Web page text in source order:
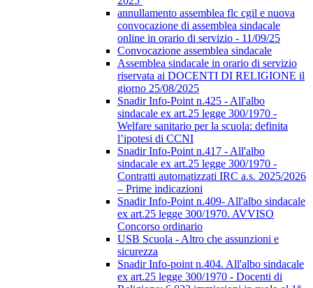
annullamento assemblea flc cgil e nuova
convocazione di assemblea sindacale
online in orario di servizio - 11/09/25
Convocazione assemblea sindacale
Assemblea sindacale in orario di servizio
riservata ai DOCENTI DI RELIGIONE il
giorno 25/08/2025
Snadir Info-Point n.425 - All'albo
sindacale ex art.25 legge 300/1970 -
Welfare sanitario per la scuola: definita
l’ipotesi di CCNI
Snadir Info-Point n.417 - All'albo
sindacale ex art.25 legge 300/1970 -
Contratti automatizzati IRC a.s. 2025/2026
– Prime indicazioni
Snadir Info-Point n.409- All'albo sindacale
ex art.25 legge 300/1970. AVVISO
Concorso ordinario
USB Scuola - Altro che assunzioni e
sicurezza
Snadir Info-point n.404. All'albo sindacale
ex art.25 legge 300/1970 - Docenti di